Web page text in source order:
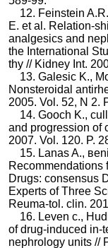
12. Feinstein
E. et al. Relation-
analgesics and
the International
thy // Kidney Int.
13. Galesic K.,
Nonsteroidal
2005. Vol. 52, N 2.
14. Gooch K.,
and progression of
2007. Vol. 120. P.
15. Lanas A.,
Recommendations
Drugs: сonsensus
Experts of Three
Reuma-tol. сlin.
16. Leven с.,
of drug-induced in-
nephrology units //